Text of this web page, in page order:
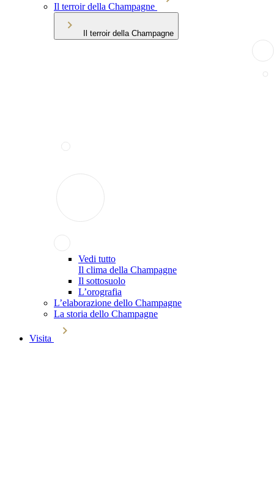
Il terroir della Champagne
Il terroir della Champagne
Vedi tutto
Il clima della Champagne
Il sottosuolo
L’orografia
L’elaborazione dello Champagne
La storia dello Champagne
Visita